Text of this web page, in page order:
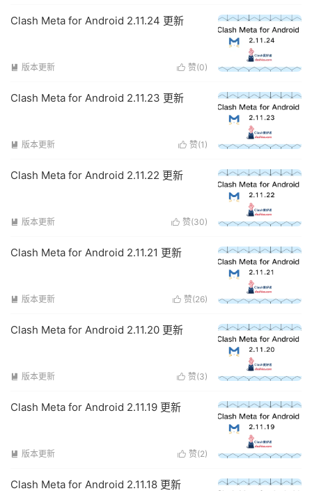
Clash Meta for Android 2.11.24 更新
 赞(0)
 版本更新
Clash Meta for Android 2.11.23 更新
 赞(1 )
 版本更新
Clash Meta for Android 2.11.22 更新
 赞(30)
 版本更新
Clash Meta for Android 2.11.21 更新
 赞(26)
 版本更新
Clash Meta for Android 2.11.20 更新
 赞(3)
 版本更新
Clash Meta for Android 2.11.19 更新
 赞(2)
 版本更新
Clash Meta for Android 2.11.18 更新